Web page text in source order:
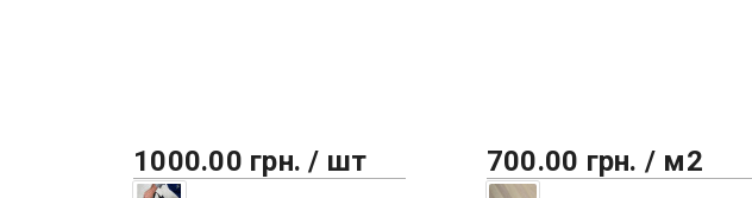
1000.00 грн. / шт 700.00 грн. / м2